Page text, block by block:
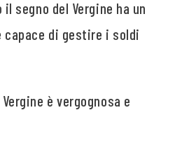
segno del Vergine ha un
di gestire i soldi
è vergognosa e